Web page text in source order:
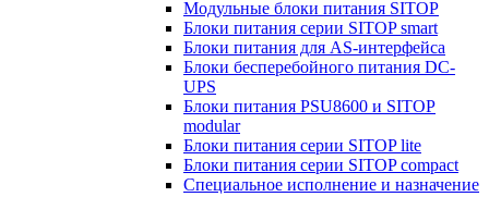
Модульные блоки питания SITOP
Блоки питания серии SITOP smart
Блоки питания для AS-интерфейса
Блоки бесперебойного питания DC-
UPS
Блоки питания PSU8600 и SITOP
modular
Блоки питания серии SITOP lite
Блоки питания серии SITOP compact
Специальное исполнение и назначение